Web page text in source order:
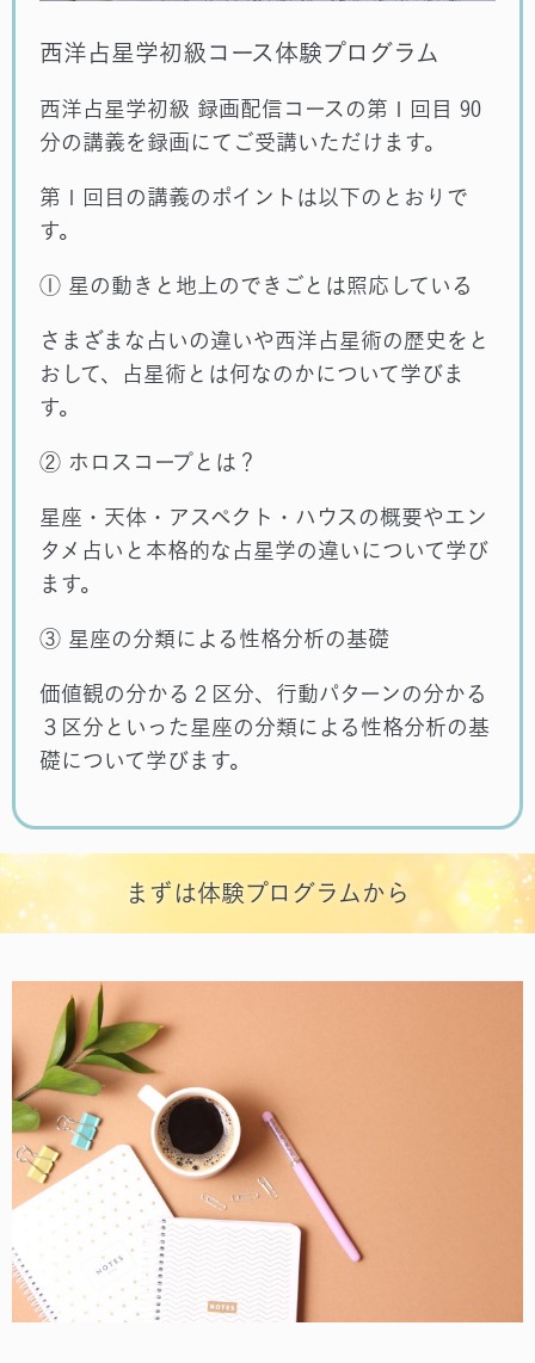
西洋占星学初級コース体験プログラム
西洋占星学初級 録画配信コースの第１回目 90
分の講義を録画にてご受講いただけます。
第１回目の講義のポイントは以下のとおりで
す。
① 星の動きと地上のできごとは照応している
さまざまな占いの違いや西洋占星術の歴史をと
おして、占星術とは何なのかについて学びま
す。
② ホロスコープとは？
星座・天体・アスペクト・ハウスの概要やエン
タメ占いと本格的な占星学の違いについて学び
ます。
③ 星座の分類による性格分析の基礎
価値観の分かる２区分、行動パターンの分かる
３区分といった星座の分類による性格分析の基
礎について学びます。
まずは体験プログラムから